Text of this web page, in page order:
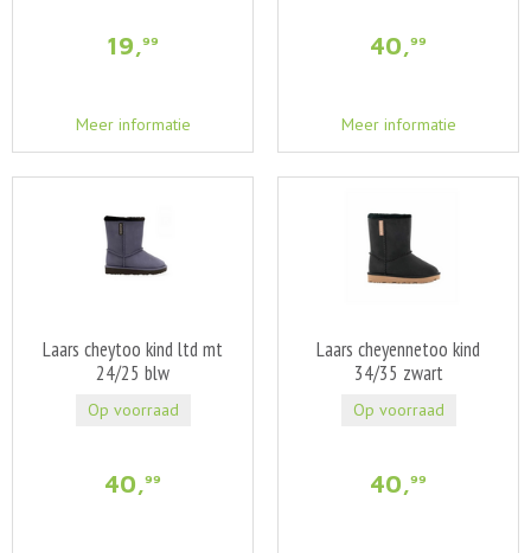
19,99
Meer informatie
40,99
Meer informatie
Laars cheytoo kind ltd mt
24/25 blw
40,99
Op voorraad
Laars cheyennetoo kind
34/35 zwart
40,99
Op voorraad